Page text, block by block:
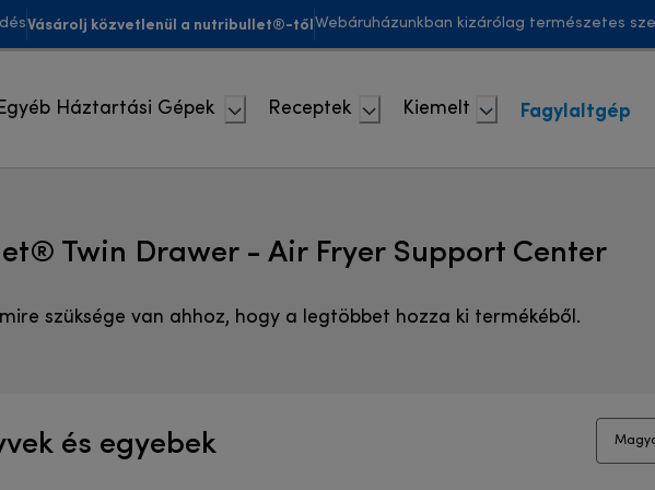
Vásárolj közvetlenül a nutribullet®-tőlWebáruházunkban kizárólag természetes
Egyéb Háztartási Gépek Receptek Kiemelt Fagylaltgép
Twin Drawer - Air Fryer Support Center
szüksége van ahhoz, hogy a legtöbbet hozza ki termékéből.
és egyebek